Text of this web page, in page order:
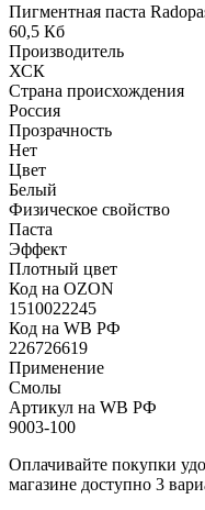
Пигментная паста
60,5 Кб
Производитель
ХСК
Страна происхождения
Россия
Прозрачность
Нет
Цвет
Белый
Физическое свойство
Паста
Эффект
Плотный цвет
Код на OZON
1510022245
Код на WB РФ
226726619
Применение
Смолы
Артикул на WB РФ
9003-100
Оплачивайте покупки
магазине доступно 3